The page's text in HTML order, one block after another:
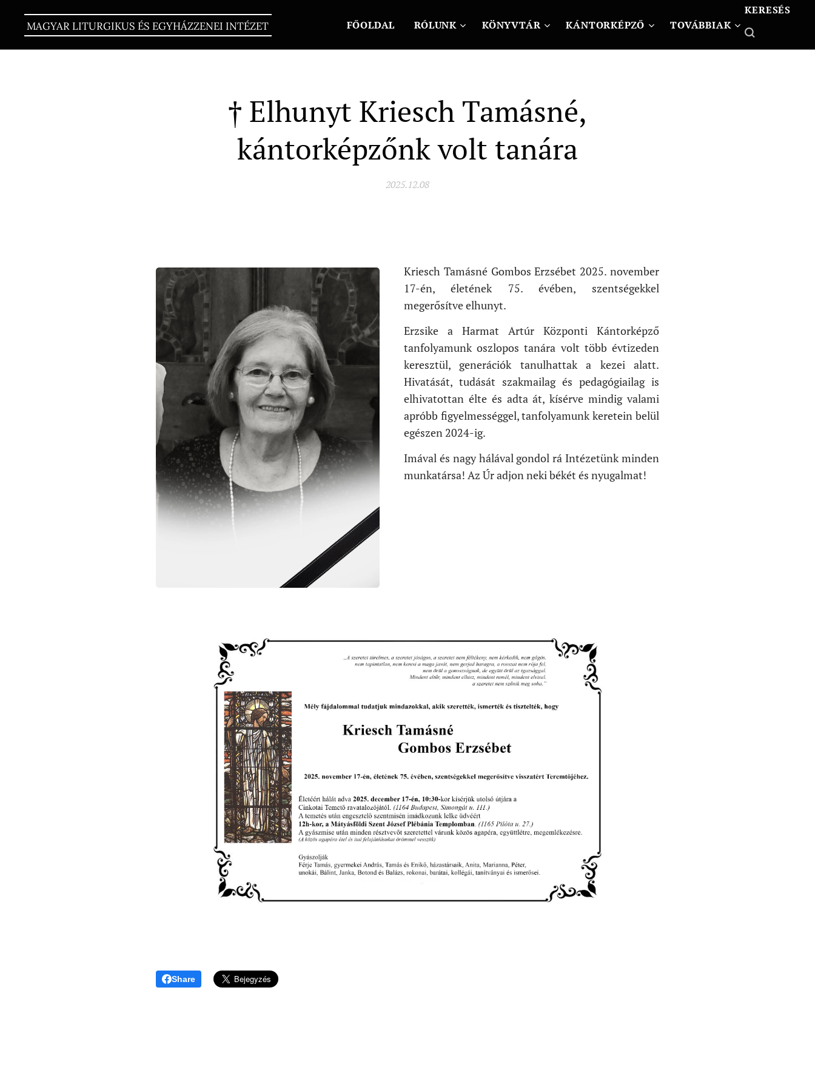
MAGYAR LITURGIKUS ÉS EGYHÁZZENEI INTÉZET FŐOLDAL RÓLUNK KÖNYVTÁR KÁNTORKÉPZŐ TOVÁBBIAK
KERESÉS
† Elhunyt Kriesch Tamásné,
kántorképzőnk volt tanára
2025.12.08
Kriesch Tamásné Gombos Erzsébet 2025. november
17-én, életének 75. évében, szentségekkel
megerősítve elhunyt.
Erzsike a Harmat Artúr Központi Kántorképző
tanfolyamunk oszlopos tanára volt több évtizeden
keresztül, generációk tanulhattak a kezei alatt.
Hivatását, tudását szakmailag és pedagógiailag is
elhivatottan élte és adta át, kísérve mindig valami
apróbb figyelmességgel, tanfolyamunk keretein belül
egészen 2024-ig.
Imával és nagy hálával gondol rá Intézetünk minden
munkatársa! Az Úr adjon neki békét és nyugalmat!
Share